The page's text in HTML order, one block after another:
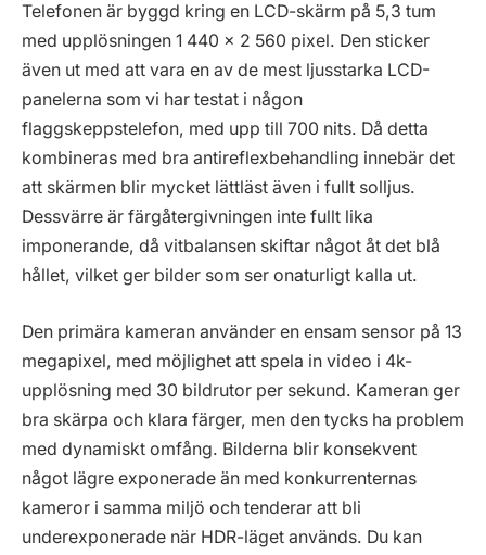
Telefonen är byggd kring en LCD-skärm på 5,3 tum
med upplösningen 1 440 x 2 560 pixel. Den sticker
även ut med att vara en av de mest ljusstarka LCD-
panelerna som vi har testat i någon
flaggskeppstelefon, med upp till 700 nits. Då detta
kombineras med bra antireflexbehandling innebär det
att skärmen blir mycket lättläst även i fullt solljus.
Dessvärre är färgåtergivningen inte fullt lika
imponerande, då vitbalansen skiftar något åt det blå
hållet, vilket ger bilder som ser onaturligt kalla ut.
Den primära kameran använder en ensam sensor på 13
megapixel, med möjlighet att spela in video i 4k-
upplösning med 30 bildrutor per sekund. Kameran ger
bra skärpa och klara färger, men den tycks ha problem
med dynamiskt omfång. Bilderna blir konsekvent
något lägre exponerade än med konkurrenternas
kameror i samma miljö och tenderar att bli
underexponerade när HDR-läget används. Du kan